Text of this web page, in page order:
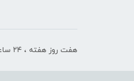
هفت روز هفته ، ۲۴ ساعت شبانه‌روز پاسخگوی شما هستیم